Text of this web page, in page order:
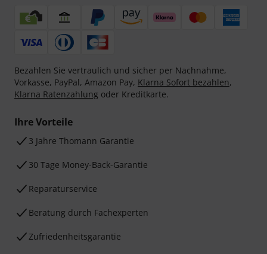
Bezahlen Sie vertraulich und sicher per Nachnahme,
Vorkasse, PayPal, Amazon Pay, Klarna Sofort bezahlen,
Klarna Ratenzahlung oder Kreditkarte.
Ihre Vorteile
3 Jahre Thomann Garantie
30 Tage Money-Back-Garantie
Reparaturservice
Beratung durch Fachexperten
Zufriedenheitsgarantie